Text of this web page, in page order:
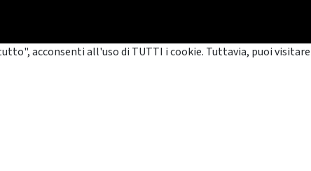
acconsenti all'uso di TUTTI i cookie. Tuttavia, puoi visitare